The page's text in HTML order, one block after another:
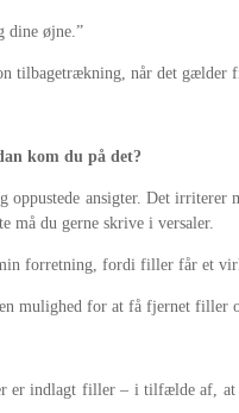
dine øjne.”
tilbagetrækning, når det
kom du på det?
oppustede ansigter. Det
må du gerne skrive i versaler.
forretning, fordi filler får et
mulighed for at få fjernet filler
indlagt filler – i tilfælde af,